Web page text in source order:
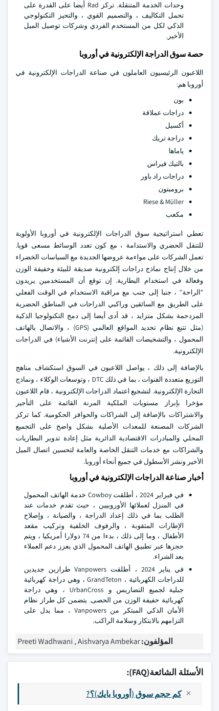
وحدات الخدمة المتنقلة. تركز Rad أيضا على القدرة على
تحمل التكاليف ، والتصميم القوي ، والتحيز التكنولوجي
الذكي لكل من المستخدم الفردي وشركات توصيل الميل
الأخير.
حصة سوق الدراجة الإلكترونية في أوروبا
اللاعبون الرئيسيون العاملون في صناعة الدراجات الإلكترونية في
أوروبا هم:
بون
دراجات عملاقة
أكسيل
دراجة تريك
ياماها
بالتيك فيراس
دراجات راد باور
برومبتون
Riese & Müller
مكعب
تعطي استراتيجية سوق الدراجات الإلكترونية في أوروبا الأولوية
للتنقل الحضري والاستدامة ، مع كون تعدد الوسائط مسعى قويا.
تعمل الشركات على مواءمة عروضها الجديدة مع السياسات الخضراء
من خلال إنتاج نماذج دراجات إلكترونية صديقة للبيئة وخفيفة الوزن
وفعالة في استخدام البطارية. إن توقع أن المستخدمين يريدون
"الراحة" ، جنبا إلى جنب مع مراقبة الاستخدام في الوقت الفعلي
على الطريق مع السائقين وراكبي الدراجات في المناطق الحضرية
المزدحمة بشكل متزايد ، قد أدى أيضا إلى دمج التكنولوجيا الذكية
(مثل تتبع نظام تحديد المواقع العالمي (GPS) ، والاتصال بالهاتف
المحمول ، والتشخيصات القائمة على إنترنت الأشياء) في الدراجات
الإلكترونية.
بالإضافة إلى ذلك ، يواصل اللاعبون في السوق استكشاف مناهج
التوزيع متعددة القنوات ، بما في ذلك DTC ، وتوسعات الوكلاء ، ونماذج
التجارة الإلكترونية. لتشجيع اعتماد الدراجات الإلكترونية ، قام اللاعبون
مؤخرا بإبراز مستويات الملكية المرنة القائمة على التأجير
والاشتراكات بالإضافة إلى الشراكات والحوافز الحكومية. كما تركز
الشركات المصنعة للمعدات الأصلية بشكل واضح على التجميع
المحلي والمبادرات الاقتصادية الدائرية مثل إعادة تدوير البطاريات
والشراكات مع خدمات التنقل الخاصة والعامة لتحسين اتصال الميل
الأخير ونشر الأسطول في جميع أنحاء أوروبا.
أخبار صناعة الدراجات الإلكترونية في أوروبا
في فبراير 2024 ، أطلقت Cowboy خدمة الهاتف المحمول
في المنزل لعملائها الأوروبيين ، حيث تقدم خدمات عند
الطلب بما في ذلك إعداد الدراجة ، والصيانة ، وإصلاح
الإطارات المثقوبة ، والرفوف الخلفية وتركيب مقعد
الأطفال ، وما إلى ذلك ، بدءا من 74 دولارا أمريكيا ، ويتم
حجزها عبر تطبيق الهاتف المحمول الذي يعزز دعم العملاء
بعد الشراء.
في يناير 2024 ، أطلقت Vanpowers طرازين جديدين
للدراجات الكهربائية ، GrandTeton ، وهي دراجة كهربائية
جبلية لجميع التضاريس و UrbanCross ، وهي دراجة
كهربائية خفيفة الوزن من الحصى. يتضمن كل طراز نظام
الأمان الذكي المبتكر من Vanpowers ، مما يدل على
التزامهم بالابتكار وسلامة الراكب.
المؤلفون:Preeti Wadhwani , Aishvarya Ambekar
الأسئلة الشائعة(FAQ):
كم حجم سوق (أوروبا بايك)؟?